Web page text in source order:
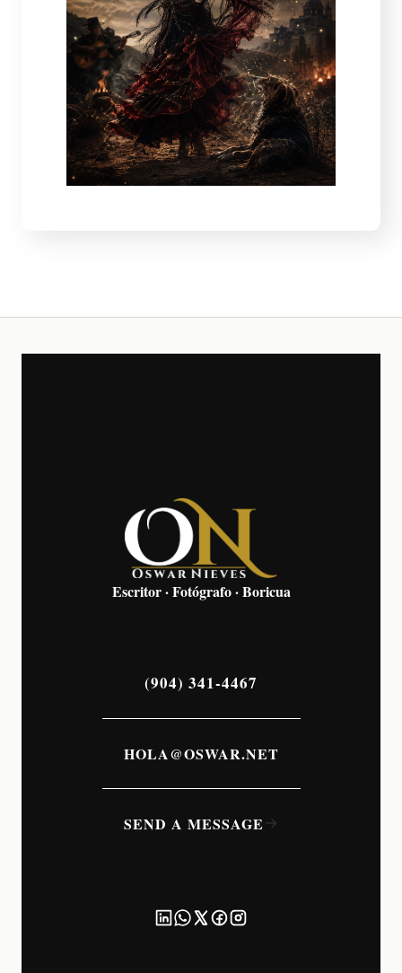
Escritor · Fotógrafo · Boricua
(904) 341-4467
HOLA@OSWAR.NET
SEND A MESSAGE